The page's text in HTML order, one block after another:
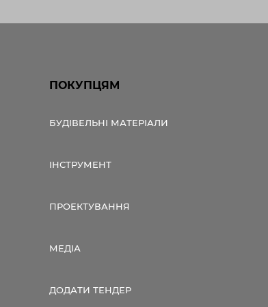
ПОКУПЦЯМ
БУДІВЕЛЬНІ МАТЕРІАЛИ
ІНСТРУМЕНТ
ПРОЕКТУВАННЯ
МЕДІА
ДОДАТИ ТЕНДЕР